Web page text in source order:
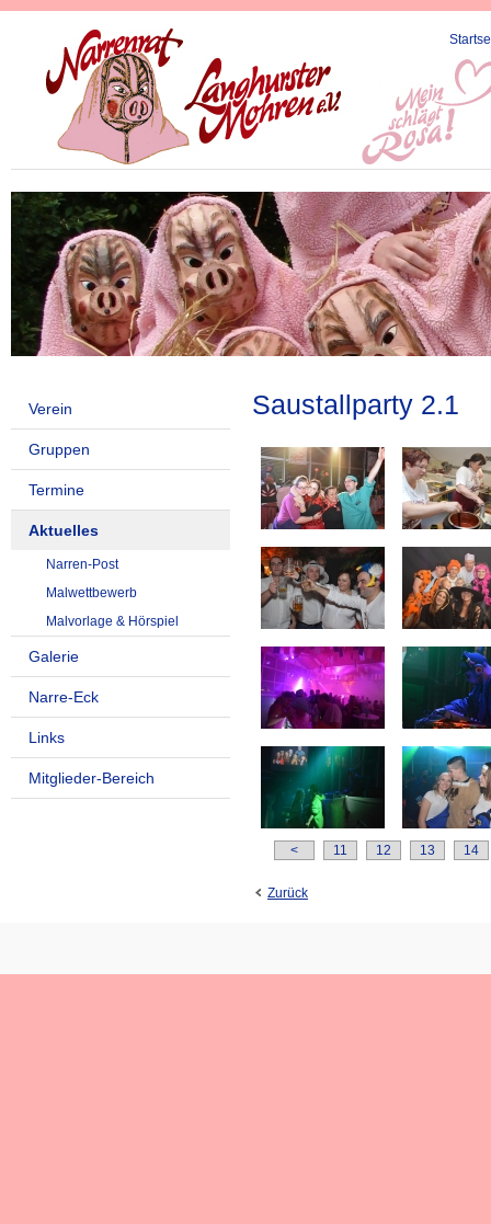
Verein
Gruppen
Termine
Aktuelles
Narren-Post
Malwettbewerb
Malvorlage & Hörspiel
Galerie
Narre-Eck
Links
Mitglieder-Bereich
Saustallparty 2.1
< 11 12 13 14
Zurück